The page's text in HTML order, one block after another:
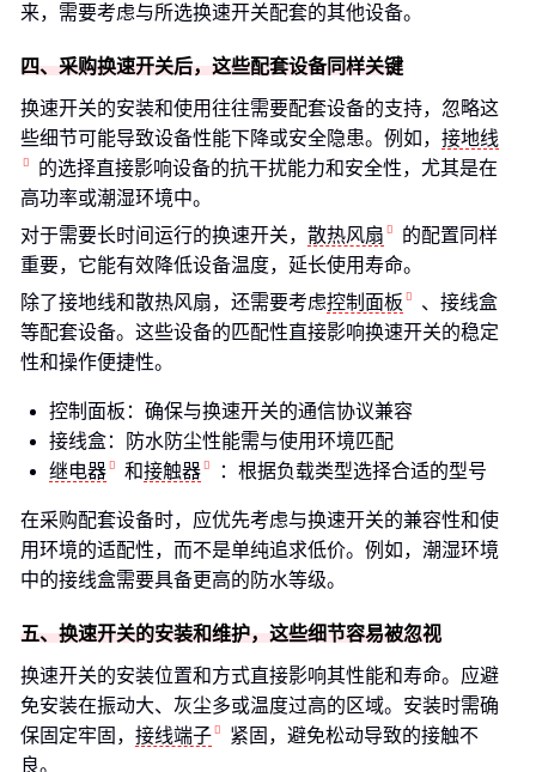
来，需要考虑与所选换速开关配套的其他设备。
四、采购换速开关后，这些配套设备同样关键
换速开关的安装和使用往往需要配套设备的支持，忽略这
些细节可能导致设备性能下降或安全隐患。例如， 接地线
的选择直接影响设备的抗干扰能力和安全性，尤其是在
高功率或潮湿环境中。
对于需要长时间运行的换速开关， 散热风扇
的配置同样
重要，它能有效降低设备温度，延长使用寿命。
除了接地线和散热风扇，还需要考虑控制面板
、接线盒
等配套设备。这些设备的匹配性直接影响换速开关的稳定
性和操作便捷性。
控制面板：确保与换速开关的通信协议兼容
接线盒：防水防尘性能需与使用环境匹配
继电器
和接触器 ：根据负载类型选择合适的型号
在采购配套设备时，应优先考虑与换速开关的兼容性和使
用环境的适配性，而不是单纯追求低价。例如，潮湿环境
中的接线盒需要具备更高的防水等级。
五、换速开关的安装和维护，这些细节容易被忽视
换速开关的安装位置和方式直接影响其性能和寿命。应避
免安装在振动大、灰尘多或温度过高的区域。安装时需确
保固定牢固， 接线端子
紧固，避免松动导致的接触不
良。